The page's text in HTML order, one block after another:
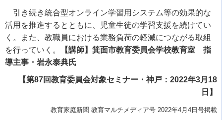
引き続き統合型オンライン学習用システム等の効果的な
活用を推進するとともに、児童生徒の学習支援を続けてい
く。また、教職員における業務負荷の軽減につながる取組
を行っていく。
【講師】箕面市教育委員会学校教育室 指
導主事・岩永泰典氏
【第87回教育委員会対象セミナー・神戸：2022年3月18
日】
教育家庭新聞 教育マルチメディア号 2022年4月4日号掲載